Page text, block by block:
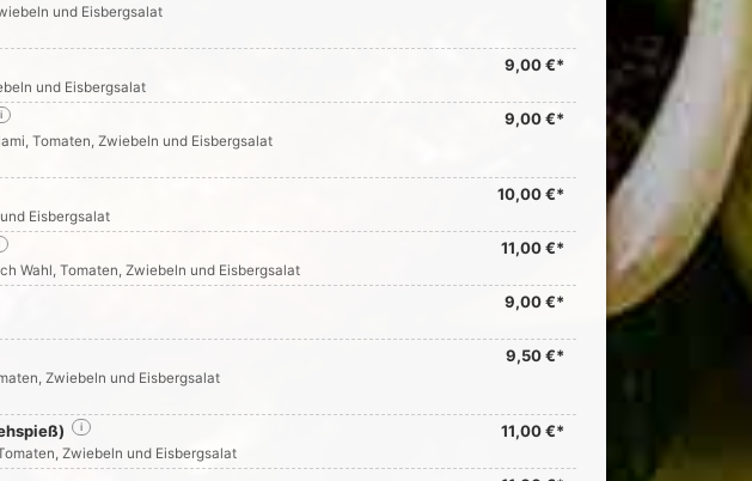
und Eisbergsalat
9,00 €*
und Eisbergsalat
9,00 €*
i
Tomaten, Zwiebeln und Eisbergsalat
10,00 €*
Eisbergsalat
11,00 €*
Wahl, Tomaten, Zwiebeln und Eisbergsalat
9,00 €*
9,50 €*
Zwiebeln und Eisbergsalat
11,00 €*
i
Zwiebeln und Eisbergsalat